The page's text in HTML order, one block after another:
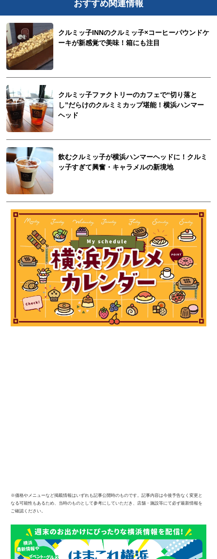
おすすめ関連情報
クルミッ子INNのクルミッ子×コーヒーパウンドケ
ーキが新感覚で美味！箱にも注目
クルミッ子ファクトリーのカフェで“切り落と
し”だらけのクルミミカップ堪能！横浜ハンマー
ヘッド
飲むクルミッ子が横浜ハンマーヘッドに！クルミ
ッ子すぎて興奮・キャラメルの新境地
※価格やメニューなど掲載情報はいずれも記事公開時のものです。記事内容は今後予告なく変更と
なる可能性もあるため、当時のものとして参考にしていただき、店舗・施設等にて必ず最新情報を
ご確認ください。